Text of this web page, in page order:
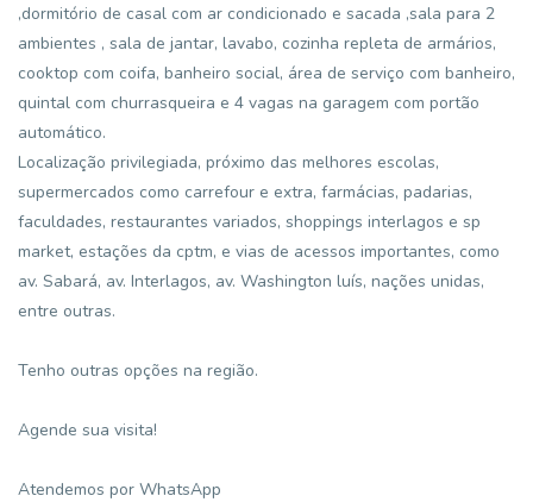
,dormitório de casal com ar condicionado e sacada ,sala para 2
ambientes , sala de jantar, lavabo, cozinha repleta de armários,
cooktop com coifa, banheiro social, área de serviço com banheiro,
quintal com churrasqueira e 4 vagas na garagem com portão
automático.
Localização privilegiada, próximo das melhores escolas,
supermercados como carrefour e extra, farmácias, padarias,
faculdades, restaurantes variados, shoppings interlagos e sp
market, estações da cptm, e vias de acessos importantes, como
av. Sabará, av. Interlagos, av. Washington luís, nações unidas,
entre outras.
Tenho outras opções na região.
Agende sua visita!
Atendemos por WhatsApp